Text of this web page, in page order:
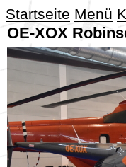
Startseite Menü
OE-XOX